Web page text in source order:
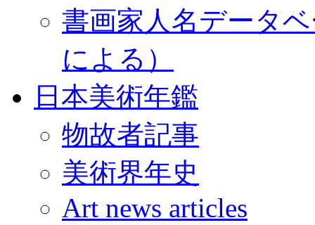
書画家人名データ
による）
日本美術年鑑
物故者記事
美術界年史
Art news articles